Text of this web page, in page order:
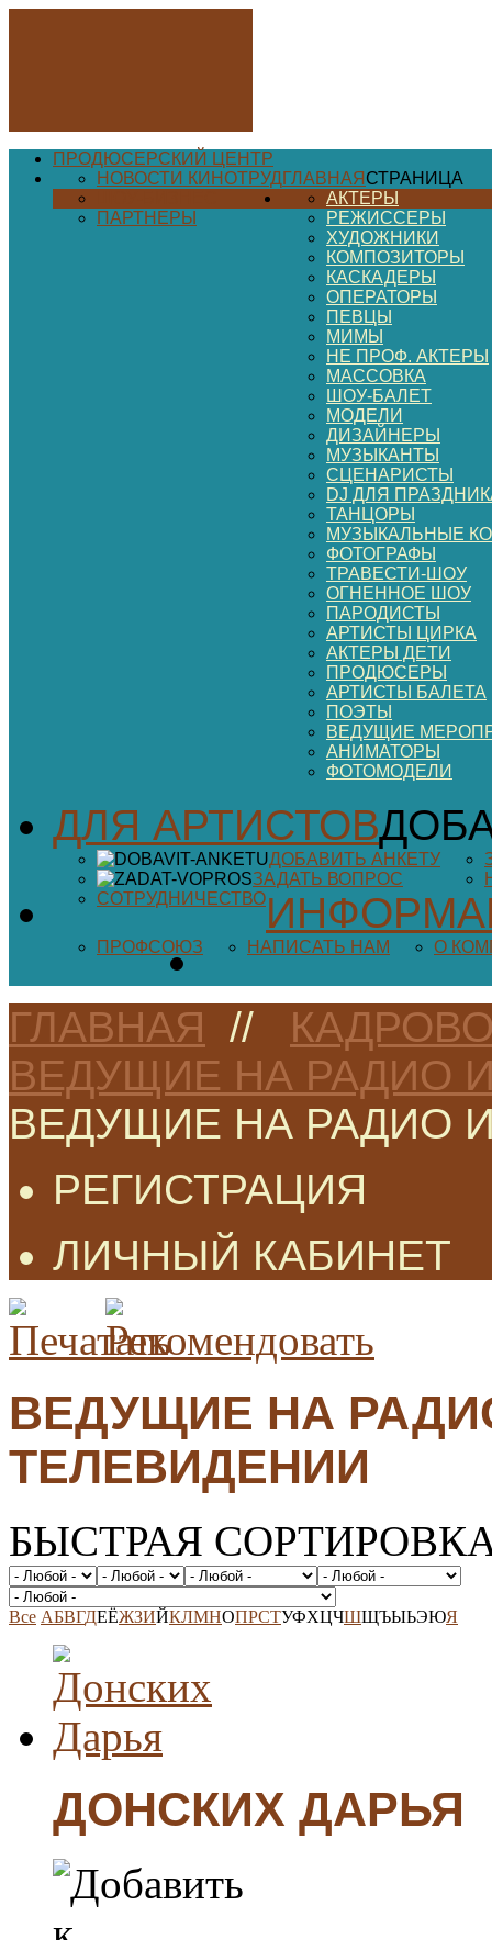
ПРОДЮСЕРСКИЙ ЦЕНТР
ГЛАВНАЯСТРАНИЦА
НОВОСТИ КИНОТРУД
ПАРТНЕРЫ
АКТЕРЫ
РЕЖИССЕРЫ
ХУДОЖНИКИ
КОМПОЗИТОРЫ
КАСКАДЕРЫ
ОПЕРАТОРЫ
ПЕВЦЫ
МИМЫ
НЕ ПРОФ. АКТЕРЫ
МАССОВКА
ШОУ-БАЛЕТ
МОДЕЛИ
ДИЗАЙНЕРЫ
МУЗЫКАНТЫ
СЦЕНАРИСТЫ
DJ ДЛЯ
ТАНЦОРЫ
МУЗЫКАЛЬНЫЕ
ФОТОГРАФЫ
ТРАВЕСТИ-ШОУ
ОГНЕННОЕ ШОУ
ПАРОДИСТЫ
АРТИСТЫ ЦИРКА
АКТЕРЫ ДЕТИ
ПРОДЮСЕРЫ
АРТИСТЫ БАЛЕТА
ПОЭТЫ
ВЕДУЩИЕ
АНИМАТОРЫ
ФОТОМОДЕЛИ
ДЛЯ АРТИСТОВ
ДОБАВИТЬ АНКЕТУ
ЗАДАТЬ ВОПРОС
СОТРУДНИЧЕСТВО
ПРОФСОЮЗ НАПИСАТЬ НАМ О
ГЛАВНАЯ //
ВЕДУЩИЕ НА РАДИО
ВЕДУЩИЕ НА РАДИО
РЕГИСТРАЦИЯ
ЛИЧНЫЙ КАБИНЕТ
ВЕДУЩИЕ НА
ТЕЛЕВИДЕНИИ
БЫСТРАЯ
Все АБВГДЕЁЖЗИЙКЛМНОПРСТУФХЦЧШЩЪЫЬЭЮЯ
ДОНСКИХ ДАРЬЯ